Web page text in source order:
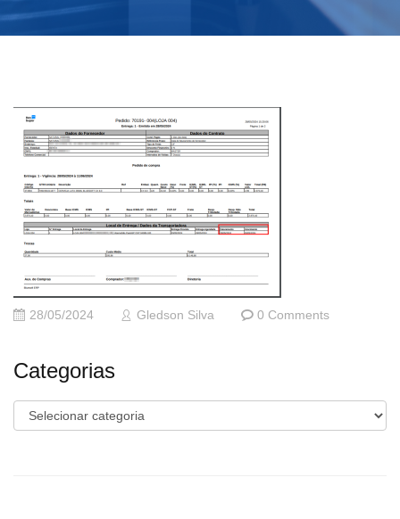
28/05/2024 Gledson Silva 0 Comments
Categorias
Categorias